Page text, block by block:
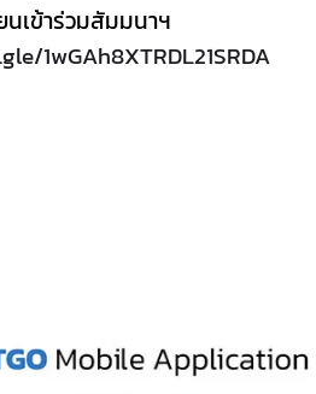
นเข้าร่วมสัมมนาฯ
1wGAh8XTRDL21SRDA